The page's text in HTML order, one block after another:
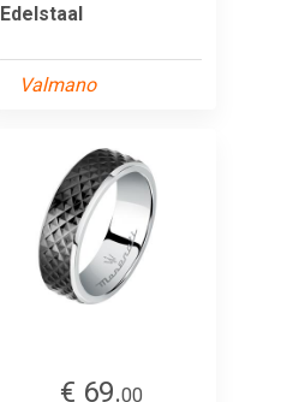
Edelstaal
Valmano
€ 69.00